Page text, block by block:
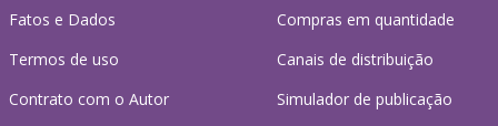
Fatos e Dados
Termos de uso
Contrato com o Autor
Compras em quantidade
Canais de distribuição
Simulador de publicação